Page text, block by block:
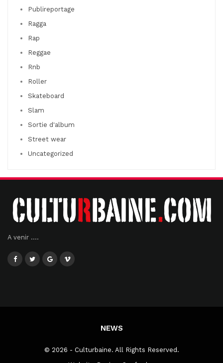
Publireportage
Ragga
Rap
Reggae
Rnb
Roller
Skateboard
Slam
Sortie d'album
Street wear
Uncategorized
A venir ....
NEWS
© 2026 - Culturbaine. All Rights Reserved.